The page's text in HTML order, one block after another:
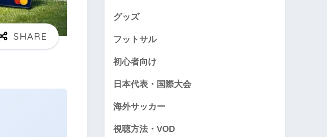
グッズ
フットサル
初心者向け
日本代表・国際大会
海外サッカー
視聴方法・VOD